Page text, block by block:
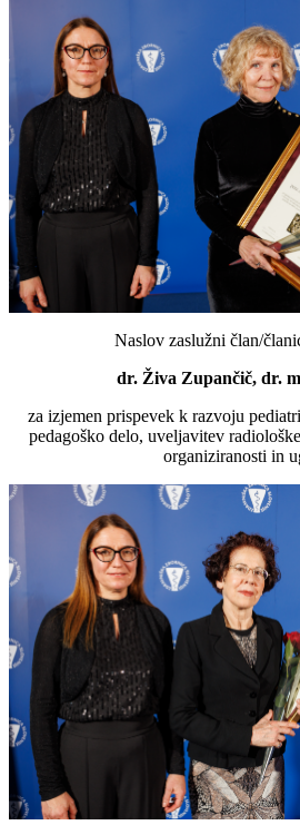
Naslov zaslužni član/
dr. Živa Zupančič, dr.
za izjemen prispevek k razvoju
pedagoško delo, uveljavitev
organiziranosti in